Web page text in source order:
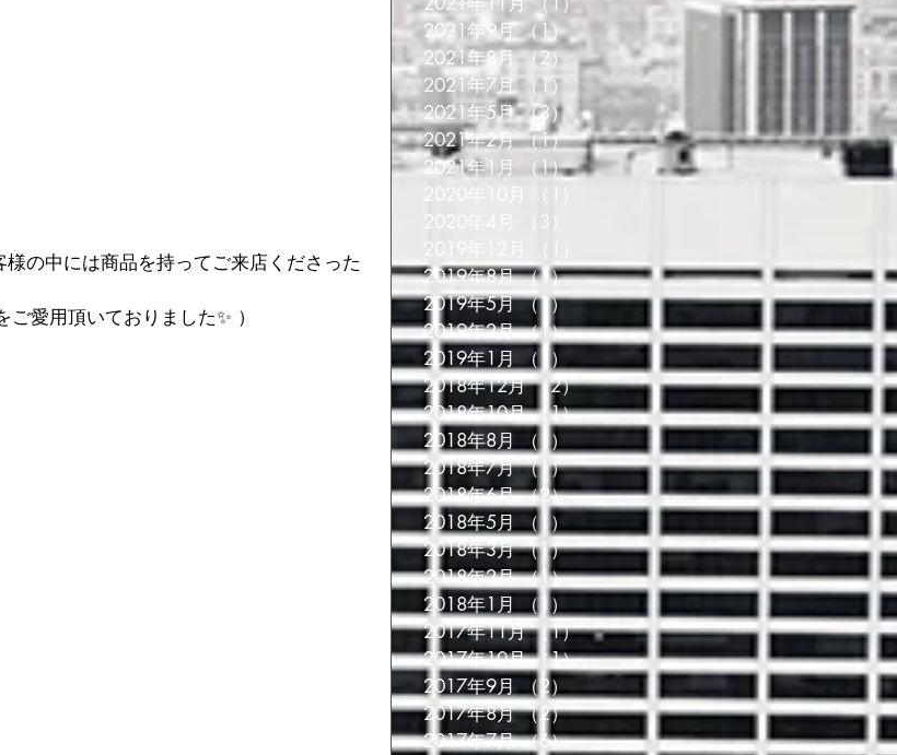
の中には商品を持ってご来店くださった
ご愛用頂いておりました✨ ）
2021年9月 （1） 1件の記事
2021年8月 （2）2件の記事
2021年7月 （1） 1件の記事
2021年5月 （3） 3件の記事
2021年2月 （1）1件の記事
2021年1月
（1）1件の記事
2020年10月
（1）
2020年4月
（3）
2019年12月
（1）
2019年8月 （1）1件の記事
2019年5月 （1）1件の記事
2019年2月 （1）1件の記事
2019年1月 （1）1件の記事
2018年12月 （2）2件の記事
2018年10月 （1）1件の記事
2018年8月
（1）1件の記事
2018年7月 （1）1件の記事
2018年6月 （2）2件の記事
2018年5月 （1）1件の記事
2018年3月 （1）1件の記事
2018年2月 （1）1件の記事
2018年1月 （1）1件の記事
2017年11月 （1）1件の記事
2017年10月 （1）1件の記事
2017年9月 （2）2件の記事
2017年8月 （2）2件の記事
2017年7月 （6）6件の記事